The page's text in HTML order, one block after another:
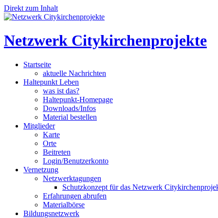
Direkt zum Inhalt
Netzwerk Citykirchenprojekte
Startseite
aktuelle Nachrichten
Haltepunkt Leben
was ist das?
Haltepunkt-Homepage
Downloads/Infos
Material bestellen
Mitglieder
Karte
Orte
Beitreten
Login/Benutzerkonto
Vernetzung
Netzwerktagungen
Schutzkonzept für das Netzwerk
Erfahrungen abrufen
Materialbörse
Bildungsnetzwerk